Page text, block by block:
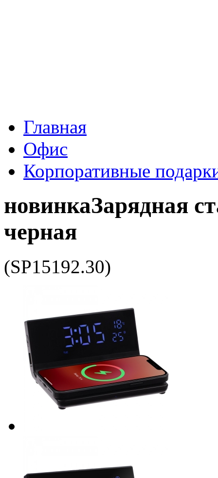
Главная
Офис
Корпоративные
новинкаЗарядная
черная
(SP15192.30)